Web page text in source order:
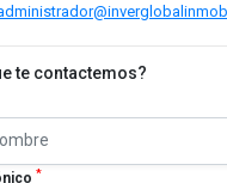
te contactemos?
*